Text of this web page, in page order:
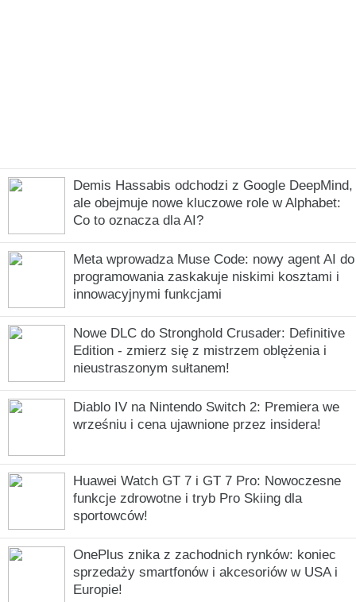
Demis Hassabis odchodzi z Google DeepMind,
ale obejmuje nowe kluczowe role w Alphabet:
Co to oznacza dla AI?
Meta wprowadza Muse Code: nowy agent AI do
programowania zaskakuje niskimi kosztami i
innowacyjnymi funkcjami
Nowe DLC do Stronghold Crusader: Definitive
Edition - zmierz się z mistrzem oblężenia i
nieustraszonym sułtanem!
Diablo IV na Nintendo Switch 2: Premiera we
wrześniu i cena ujawnione przez insidera!
Huawei Watch GT 7 i GT 7 Pro: Nowoczesne
funkcje zdrowotne i tryb Pro Skiing dla
sportowców!
OnePlus znika z zachodnich rynków: koniec
sprzedaży smartfonów i akcesoriów w USA i
Europie!